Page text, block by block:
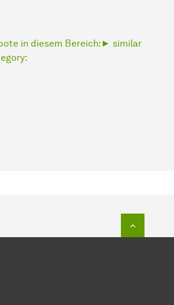
in diesem Bereich: ► similar